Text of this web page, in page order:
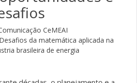
CeMEAI
Desafios da matemática aplicada na
brasileira de energia